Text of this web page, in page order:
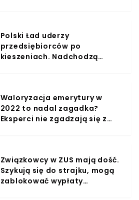
Polski Ład uderzy
przedsiębiorców po
kieszeniach. Nadchodzą
Waloryzacja emerytury w
2022 to nadal zagadka?
Eksperci nie zgadzają się z
Związkowcy w ZUS mają dość.
Szykują się do strajku, mogą
zablokować wypłaty